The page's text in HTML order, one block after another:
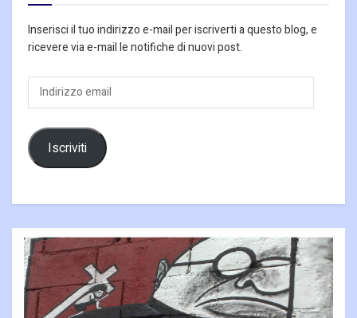
Inserisci il tuo indirizzo e-mail per iscriverti a questo blog, e
ricevere via e-mail le notifiche di nuovi post.
Indirizzo
email
Iscriviti